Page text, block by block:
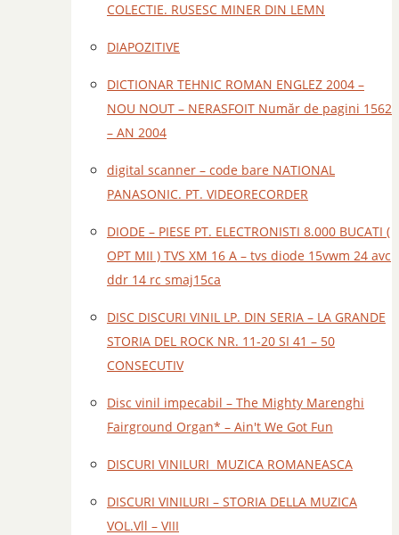
COLECTIE. RUSESC MINER DIN LEMN
DIAPOZITIVE
DICTIONAR TEHNIC ROMAN ENGLEZ 2004 –
NOU NOUT – NERASFOIT Număr de pagini 1562
– AN 2004
digital scanner – code bare NATIONAL
PANASONIC. PT. VIDEORECORDER
DIODE – PIESE PT. ELECTRONISTI 8.000 BUCATI (
OPT MII ) TVS XM 16 A – tvs diode 15vwm 24 avc
ddr 14 rc smaj15ca
DISC DISCURI VINIL LP. DIN SERIA – LA GRANDE
STORIA DEL ROCK NR. 11-20 SI 41 – 50
CONSECUTIV
Disc vinil impecabil – The Mighty Marenghi
Fairground Organ* – Ain't We Got Fun
DISCURI VINILURI MUZICA ROMANEASCA
DISCURI VINILURI – STORIA DELLA MUZICA
VOL.Vll – VIII